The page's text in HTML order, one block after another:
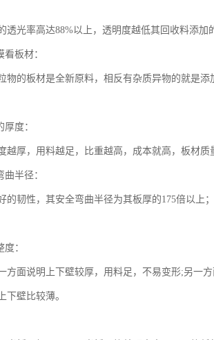
透光率高达88%以上，透明度越低其回收料添
板材：
物的板材是全新原料，相反有杂质异物的就是
度：
越厚，用料越足，比重越高，成本就高，板材
半径：
的韧性，其安全弯曲半径为其板厚的175倍以
：
方面说明上下壁较厚，用料足，不易变形;另一
下壁比较薄。